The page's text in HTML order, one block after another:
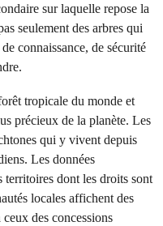
sur laquelle repose la
seulement des arbres qui
connaissance, de sécurité
tropicale du monde et
précieux de la planète. Les
qui y vivent depuis
Les données
territoires dont les droits sont
locales affichent des
des concessions